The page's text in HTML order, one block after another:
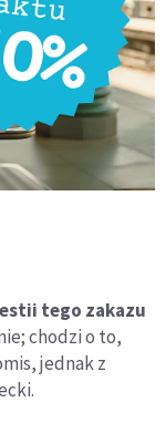
tego zakazu
chodzi o to,
jednak z